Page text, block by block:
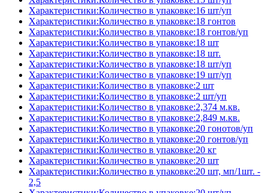
Характеристики:Количество в упаковке:16 шт/уп
Характеристики:Количество в упаковке:18 гонтов
Характеристики:Количество в упаковке:18 гонтов/уп
Характеристики:Количество в упаковке:18 шт
Характеристики:Количество в упаковке:18 шт.
Характеристики:Количество в упаковке:18 шт/уп
Характеристики:Количество в упаковке:19 шт/уп
Характеристики:Количество в упаковке:2 шт
Характеристики:Количество в упаковке:2 шт/уп
Характеристики:Количество в упаковке:2,374 м.кв.
Характеристики:Количество в упаковке:2,849 м.кв.
Характеристики:Количество в упаковке:20 гонотов/уп
Характеристики:Количество в упаковке:20 гонтов/уп
Характеристики:Количество в упаковке:20 кг
Характеристики:Количество в упаковке:20 шт
Характеристики:Количество в упаковке:20 шт, мп/1шт. -
2,5